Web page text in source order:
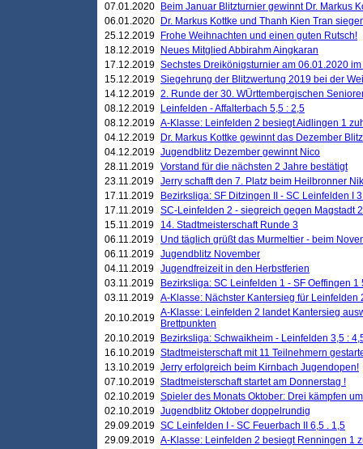
07.01.2020
Beim Januar Blitzturnier gewinnt Dr. Markus
06.01.2020
Dr. Markus Kottke und Thanh Kien Tran
25.12.2019
Frohe Weihnachten und einen guten Rutsch!
18.12.2019
Neues Mitglied Abbirahm Aingkaran
17.12.2019 Sechstes Dreikönigsturnier am 06.01.2020
15.12.2019 Siegehrung der Blitzwertung 2019 bei der
14.12.2019 2. Runde der 30. WÜrttembergischen
08.12.2019
Leinfelden - Affalterbach 5,5 : 2,5
08.12.2019 A-Klasse: Leinfelden 2 besiegt Aidlingen 1
04.12.2019
Dr. Markus Kottke gewinnt das Dezember
04.12.2019 Jugendblitz Dezember gewinnt Nico
28.11.2019 Vorstand für die nächsten 2 Jahre bestätigt
23.11.2019 Jerry schafft den 7. Platz beim Heilbronner
17.11.2019
Bezirksliga: SF Ditzingen II - SC Leinfelden I
17.11.2019 SC-Leinfelden 2 - siegreich gegen Magstadt 2
15.11.2019
14. Stadtmeisterschaft Runde 3
06.11.2019
Und täglich grüßt das Murmeltier - beim
06.11.2019 Jugendblitz November
04.11.2019 Jugendfreizeit in den Herbstferien
03.11.2019
Bezirksliga: SC Leinfelden 1 - SF Oeffingen 1
03.11.2019 A-Klasse: Nächster Kantersieg für Leinfelden
20.10.2019 A-Klasse: Leinfelden 2 landet Kantersieg
Brettpunkten
20.10.2019
Bezirksliga: Schwaikheim - Leinfelden 3,5 :
16.10.2019 Stadtmeisterschaft mit 11 Teilnehmern
13.10.2019 Jerry erfolgreich beim Kirnbach Jugendopen!
07.10.2019 Stadtmeisterschaft startet am Donnerstag !
02.10.2019 Spieler des Monats Oktober: Drei kämpfen
02.10.2019 Jugendblitz Oktober doppelrundig
29.09.2019 SC Leinfelden I - SC Feuerbach II 6,5 . 1,5
29.09.2019 A-Klasse: Leinfelden 2 besiegt Renningen 1